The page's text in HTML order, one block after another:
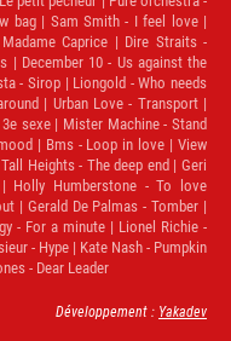
bag | Sam Smith - I feel love |
Caprice | Dire Straits -
| December 10 - Us against the
- Sirop | Liongold - Who needs
| Urban Love - Transport |
sexe | Mister Machine - Stand
| Bms - Loop in love | View
Heights - The deep end | Geri
Holly Humberstone - To love
| Gerald De Palmas - Tomber |
- For a minute | Lionel Richie -
- Hype | Kate Nash - Pumpkin
- Dear Leader
Développement : Yakadev